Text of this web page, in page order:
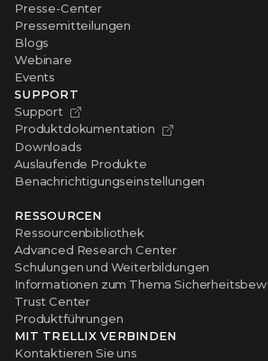
Presse-Center
Pressemitteilungen
Blogs
Webinare
Events
SUPPORT
Support
Produktdokumentation
Downloads
Auslaufende Produkte
Benachrichtigungseinstellungen
RESSOURCEN
Ressourcenbibliothek
Advanced Research Center
Schulungen und Weiterbildungen
Informationen zum Thema
Trust Center
Produktführungen
MIT TRELLIX VERBINDEN
Kontaktieren Sie uns